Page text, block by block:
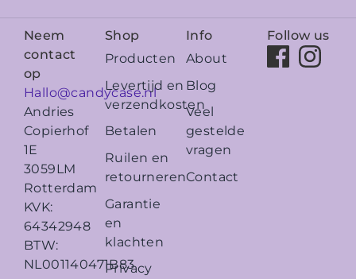
Neem
contact
op
Hallo@candycase.nl
Andries
Copierhof
1E
3059LM
Rotterdam
KVK:
64342948
BTW:
NL001140471B83
Shop
Producten
Levertijd en
verzendkosten
Betalen
Ruilen en
retourneren
Garantie
en
klachten
Privacy
Info
About
Blog
Veel
gestelde
vragen
Contact
Follow us